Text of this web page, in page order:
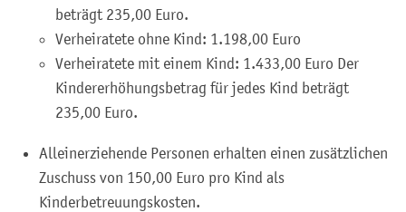
beträgt 235,00 Euro.
Verheiratete ohne Kind: 1.198,00 Euro
Verheiratete mit einem Kind: 1.433,00 Euro Der
Kindererhöhungsbetrag für jedes Kind beträgt
235,00 Euro.
Alleinerziehende Personen erhalten einen zusätzlichen
Zuschuss von 150,00 Euro pro Kind als
Kinderbetreuungskosten.